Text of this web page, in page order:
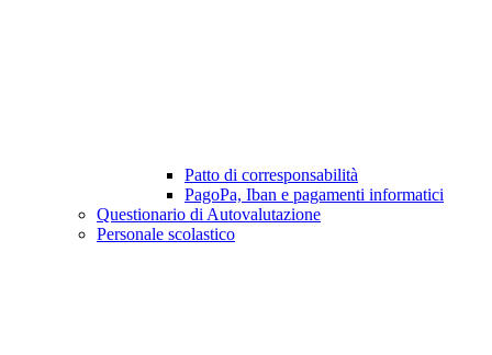
Patto di corresponsabilità
PagoPa, Iban e pagamenti informatici
Questionario di Autovalutazione
Personale scolastico